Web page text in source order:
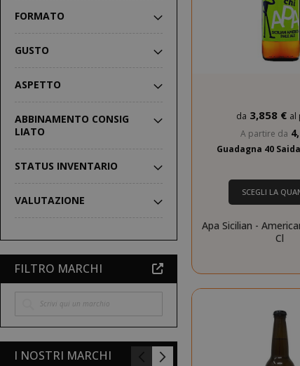
da 3,858 € al
A partire da
Guadagna 40
SCEGLI LA
Apa Sicilian -
Cl
FORMATO
GUSTO
ASPETTO
ABBINAMENTO CONSIG
LIATO
STATUS INVENTARIO
VALUTAZIONE
FILTRO MARCHI
I NOSTRI MARCHI